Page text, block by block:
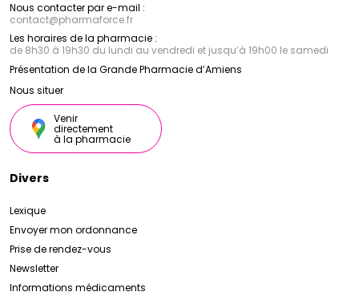
Nous contacter par e-mail :
contact@pharmaforce.fr
Les horaires de la pharmacie :
de 8h30 à 19h30 du lundi au vendredi et jusqu’à 19h00 le samedi
Présentation de la Grande Pharmacie d’Amiens
Nous situer
Venir
directement
à la pharmacie
Divers
Lexique
Envoyer mon ordonnance
Prise de rendez-vous
Newsletter
Informations médicaments